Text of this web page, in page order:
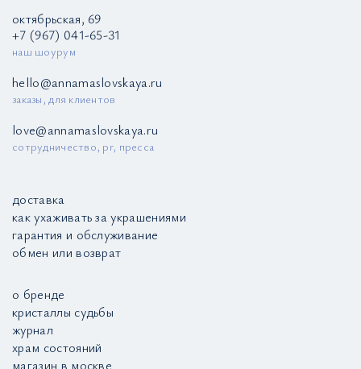
октябрьская, 69
+7 (967) 041-65-31
наш шоурум
hello@annamaslovskaya.ru
заказы, для клиентов
love@annamaslovskaya.ru
сотрудничество, pr, пресса
доставка
как ухаживать за украшениями
гарантия и обслуживание
обмен или возврат
о бренде
кристаллы судьбы
журнал
храм состояний
магазин в москве